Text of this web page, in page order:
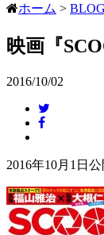
ホーム > BLOG
映画『
2016/10/02
2016年10月1日